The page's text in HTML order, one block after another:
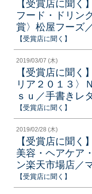
【受賞店に聞
フード・ドリン
賞〉松屋フーズ
【受賞店に聞く】
2019/03/07 (木)
【受賞店に聞
リア２０１３〉
ｓｕ／手書きレ
【受賞店に聞く】
2019/02/28 (木)
【受賞店に聞
美容・ヘアケア
ン楽天市場店／
【受賞店に聞く】